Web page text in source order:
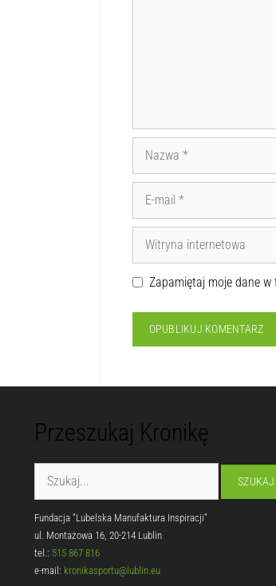
Zapamiętaj moje dane
Przeszukaj Kronikę
Fundacja "Lubelska Manufaktura Inspiracji"
ul. Montażowa 16, 20-214 Lublin
tel.: 515 867 816
e-mail: kronikasportu@lublin.eu